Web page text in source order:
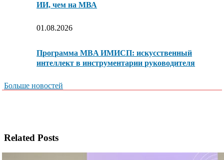
ИИ, чем на МВА
01.08.2026
Программа MBA ИМИСП: искусственный
интеллект в инструментарии руководителя
Больше новостей
Related Posts